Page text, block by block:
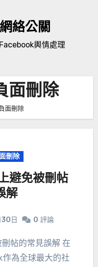
絡公關
輿情處理
面刪除
面刪除
刪除
避免被刪帖
解
日 0 評論
為全球最大的社